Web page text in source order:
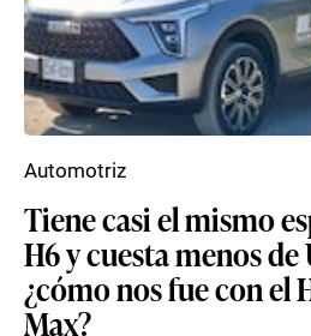
Tiene casi el mismo
H6 y cuesta menos de
¿cómo nos fue con el
Max?
Automotriz